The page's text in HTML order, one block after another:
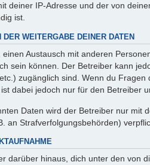
deiner IP-Adresse und der von
ist.
WEITERGABE DEINER DATEN
Austausch mit anderen
sein können. Der Betreiber kann
zugänglich sind. Wenn du
dabei jedoch nur für den Betreiber
Daten wird der Betreiber nur mit
an Strafverfolgungsbehörden)
darüber hinaus, dich unter den von